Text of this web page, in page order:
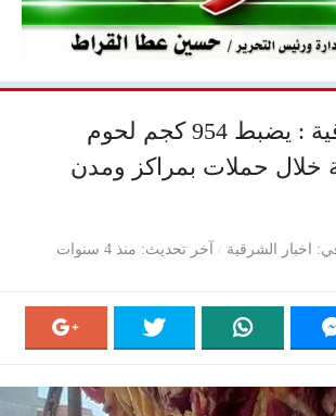
بيطري الشرقية : يضبط 954 كجم لحوم
خلال حملات بمراكز ومدن
اخبار الشرقية آخر تحديث منذ 4 سنوات